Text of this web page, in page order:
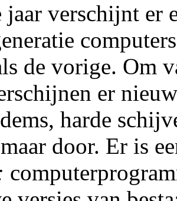
verschijnt er
de vorige. Om
er
harde
door. Er is